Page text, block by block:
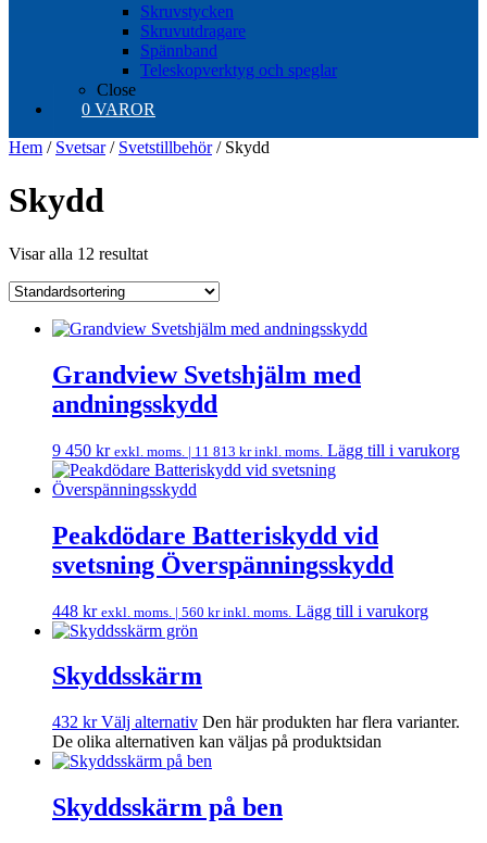
Skruvstycken
Skruvutdragare
Spännband
Teleskopverktyg och speglar
Close
0 VAROR
Hem / Svetsar/ Svetstillbehör/ Skydd
Skydd
Visar alla 12 resultat
Grandview Svetshjälm med
andningsskydd
9 450 kr exkl. moms. | 11 813 krinkl. moms. Lägg till i varukorg
Peakdödare Batteriskydd vid
svetsning Överspänningsskydd
448 kr exkl. moms. | 560 krinkl. moms. Lägg till i varukorg
Skyddsskärm
432 kr Välj alternativ Den här produkten har flera varianter.
De olika alternativen kan väljas på produktsidan
Skyddsskärm på ben